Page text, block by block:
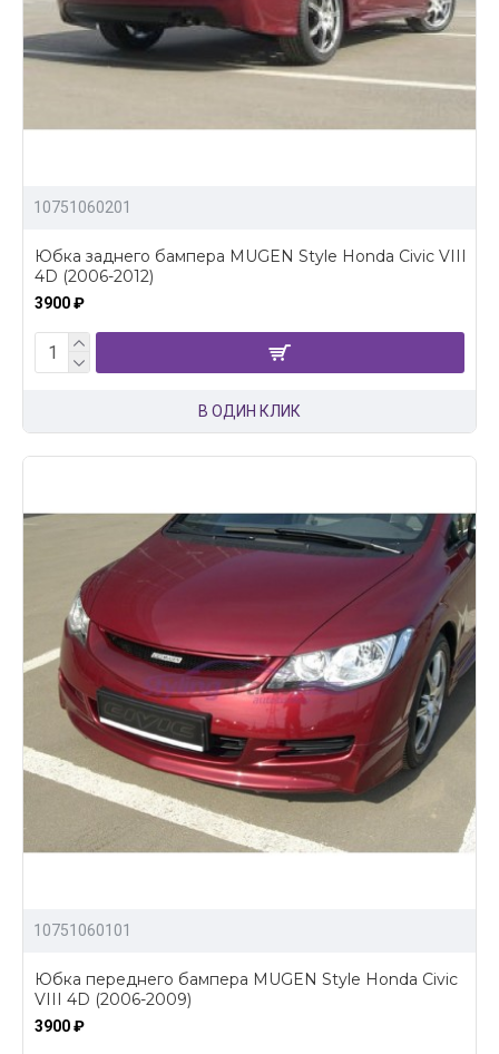
10751060201
Юбка заднего бампера MUGEN Style Honda Civic VIII
4D (2006-2012)
3900 ₽
В ОДИН КЛИК
10751060101
Юбка переднего бампера MUGEN Style Honda Civic
VIII 4D (2006-2009)
3900 ₽